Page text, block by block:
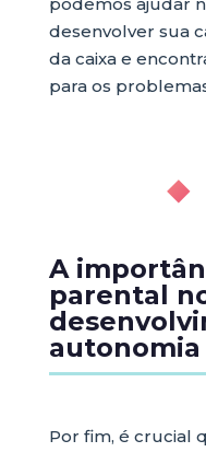
desenvolver sua
da caixa e
para os
A
parental
Por fim, é crucial